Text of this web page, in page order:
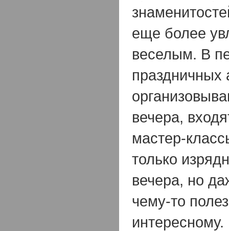
еще более
веселым. В
праздничных
вечера,
мастер-
только
вечера, но
чему-то
интересному.